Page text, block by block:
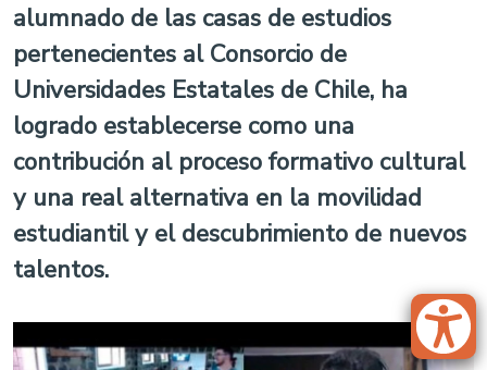
alumnado de las casas de estudios
pertenecientes al Consorcio de
Universidades Estatales de Chile, ha
logrado establecerse como una
contribución al proceso formativo cultural
y una real alternativa en la movilidad
estudiantil y el descubrimiento de nuevos
talentos.